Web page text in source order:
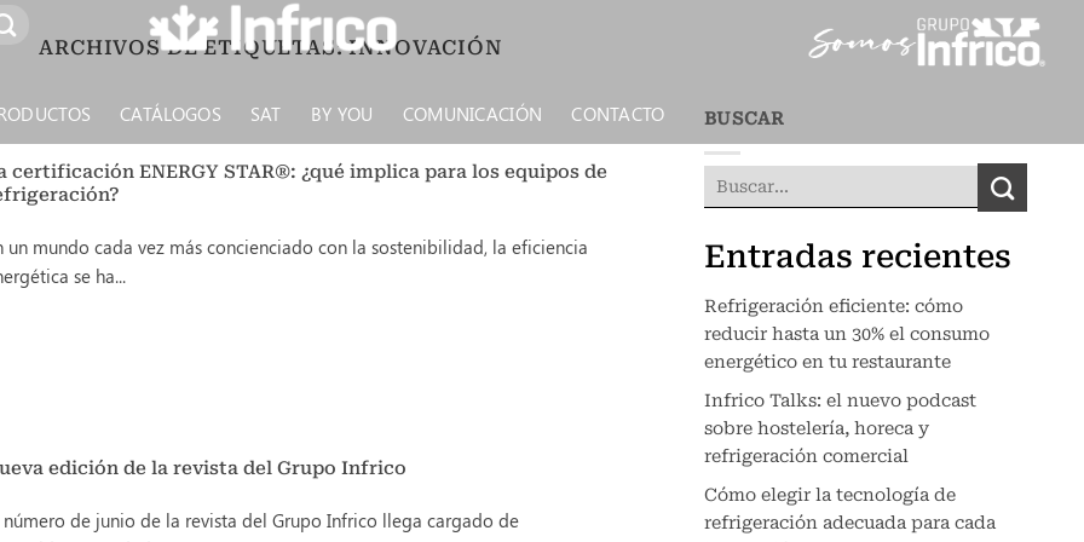
CATÁLOGOS SAT BY YOU COMUNICACIÓN CONTACTO
ARCHIVOS DE ETIQUETAS:INNOVACIÓN
certificación ENERGY STAR®: ¿qué implica para los equipos de
un mundo cada vez más concienciado con la sostenibilidad, la eficiencia
se ha...
edición de la revista del Grupo Infrico
número de junio de la revista del Grupo Infrico llega cargado de
BUSCAR
Entradas recientes
Refrigeración eficiente: cómo
reducir hasta un 30% el consumo
energético en tu restaurante
Infrico Talks: el nuevo podcast
sobre hostelería, horeca y
refrigeración comercial
Cómo elegir la tecnología de
refrigeración adecuada para cada